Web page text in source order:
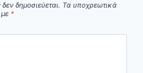
δημοσιεύεται. Τα υποχρεωτικά
*